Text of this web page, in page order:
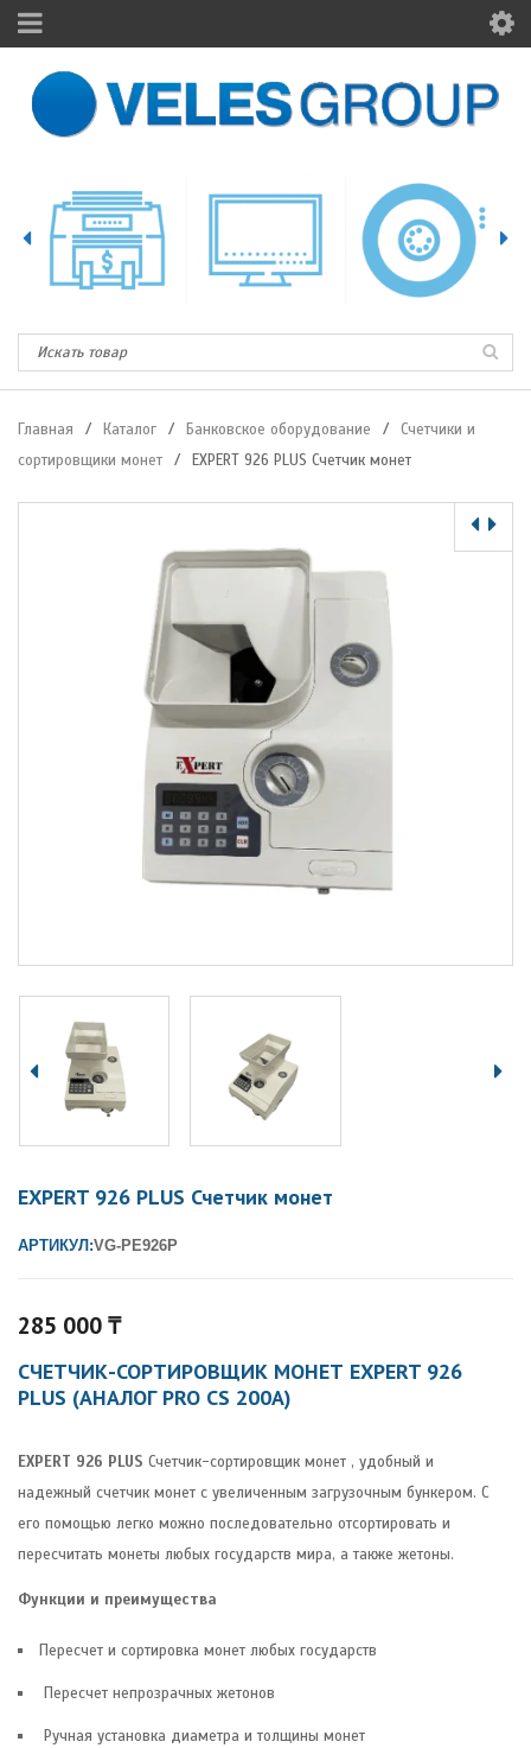
Главная / Каталог / Банковское оборудование /
Счетчики и
сортировщики монет
/ EXPERT 926 PLUS Счетчик монет
EXPERT 926 PLUS Счетчик монет
АРТИКУЛ:VG-PE926P
285 000₸
СЧЕТЧИК-СОРТИРОВЩИК МОНЕТ EXPERT 926
PLUS (АНАЛОГ PRO CS 200A)
EXPERT 926 PLUS Счетчик-сортировщик монет , удобный и
надежный счетчик монет с увеличенным загрузочным бункером. С
его помощью легко можно последовательно отсортировать и
пересчитать монеты любых государств мира, а также жетоны.
Функции и преимущества
Пересчет и сортировка монет любых государств
Пересчет непрозрачных жетонов
Ручная установка диаметра и толщины монет